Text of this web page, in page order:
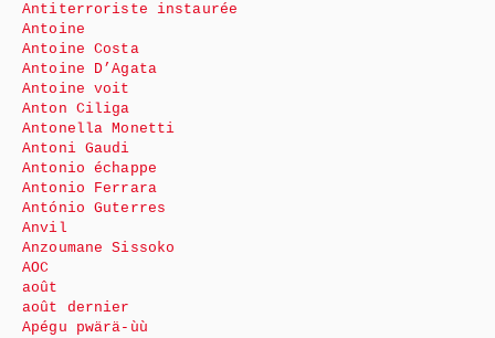
Antiterroriste instaurée
Antoine
Antoine Costa
Antoine D’Agata
Antoine voit
Anton Ciliga
Antonella Monetti
Antoni Gaudi
Antonio échappe
Antonio Ferrara
António Guterres
Anvil
Anzoumane Sissoko
AOC
août
août dernier
Apégu pwärä-ùù